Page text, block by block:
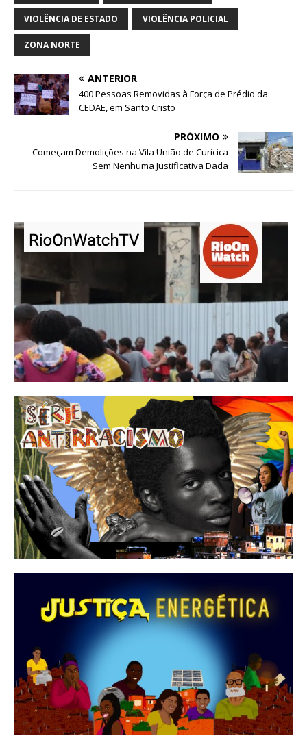
VIOLÊNCIA DE ESTADO VIOLÊNCIA POLICIAL
ZONA NORTE
ANTERIOR
400 Pessoas Removidas à Força de Prédio da
CEDAE, em Santo Cristo
PRÓXIMO
Começam Demolições na Vila União de Curicica
Sem Nenhuma Justificativa Dada